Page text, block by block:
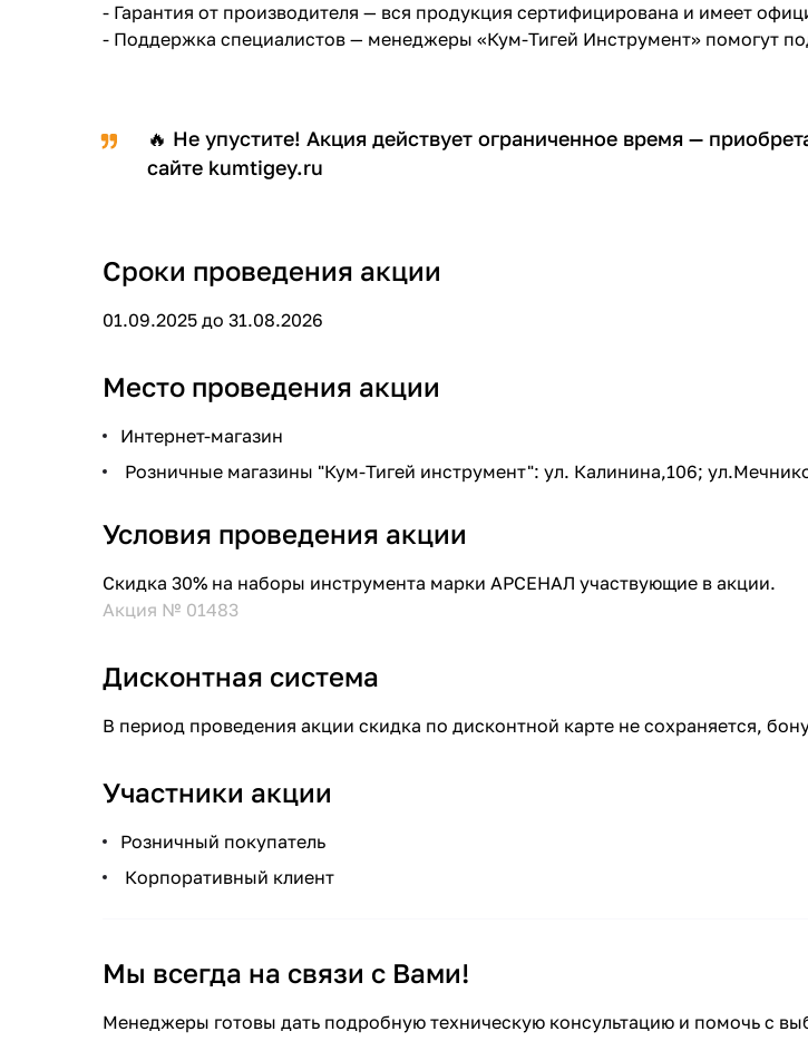
- Гарантия от производителя — вся продукция сертифицирована и имеет
- Поддержка специалистов — менеджеры «Кум-Тигей Инструмент» помогут
🔥 Не упустите! Акция действует ограниченное время —
сайте kumtigey.ru
Сроки проведения акции
01.09.2025 до 31.08.2026
Место проведения акции
Интернет-магазин
Розничные магазины "Кум-Тигей инструмент": ул. Калинина,106;
Условия проведения акции
Скидка 30% на наборы инструмента марки АРСЕНАЛ участвующие в акции.
Акция № 01483
Дисконтная система
В период проведения акции скидка по дисконтной карте не сохраняется,
Участники акции
Розничный покупатель
Корпоративный клиент
Мы всегда на связи с Вами!
Менеджеры готовы дать подробную техническую консультацию и помочь с